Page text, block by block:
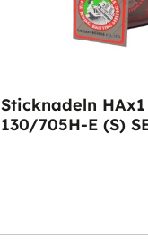
Sticknadeln HAx1
130/705H-E (S)